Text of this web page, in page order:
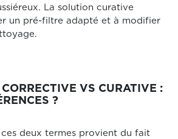
La solution curative
un pré-filtre adapté et à modifier
VS CURATIVE :
?
deux termes provient du fait